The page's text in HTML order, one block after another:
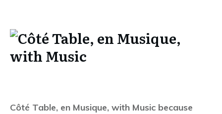
Côté Table, en Musique, with Music because